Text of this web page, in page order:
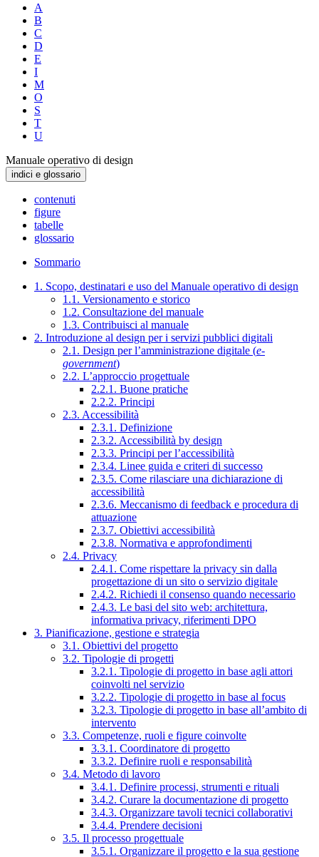
A
B
C
D
E
I
M
O
S
T
U
Manuale operativo di design
indici e glossario
contenuti
figure
tabelle
glossario
Sommario
1. Scopo, destinatari e uso del Manuale operativo di design
1.1. Versionamento e storico
1.2. Consultazione del manuale
1.3. Contribuisci al manuale
2. Introduzione al design per i servizi pubblici digitali
2.1. Design per l’amministrazione digitale (e-
government)
2.2. L’approccio progettuale
2.2.1. Buone pratiche
2.2.2. Principi
2.3. Accessibilità
2.3.1. Definizione
2.3.2. Accessibilità by design
2.3.3. Principi per l’accessibilità
2.3.4. Linee guida e criteri di successo
2.3.5. Come rilasciare una dichiarazione di
accessibilità
2.3.6. Meccanismo di feedback e procedura di
attuazione
2.3.7. Obiettivi accessibilità
2.3.8. Normativa e approfondimenti
2.4. Privacy
2.4.1. Come rispettare la privacy sin dalla
progettazione di un sito o servizio digitale
2.4.2. Richiedi il consenso quando necessario
2.4.3. Le basi del sito web: architettura,
informativa privacy, riferimenti DPO
3. Pianificazione, gestione e strategia
3.1. Obiettivi del progetto
3.2. Tipologie di progetti
3.2.1. Tipologie di progetto in base agli attori
coinvolti nel servizio
3.2.2. Tipologie di progetto in base al focus
3.2.3. Tipologie di progetto in base all’ambito di
intervento
3.3. Competenze, ruoli e figure coinvolte
3.3.1. Coordinatore di progetto
3.3.2. Definire ruoli e responsabilità
3.4. Metodo di lavoro
3.4.1. Definire processi, strumenti e rituali
3.4.2. Curare la documentazione di progetto
3.4.3. Organizzare tavoli tecnici collaborativi
3.4.4. Prendere decisioni
3.5. Il processo progettuale
3.5.1. Organizzare il progetto e la sua gestione